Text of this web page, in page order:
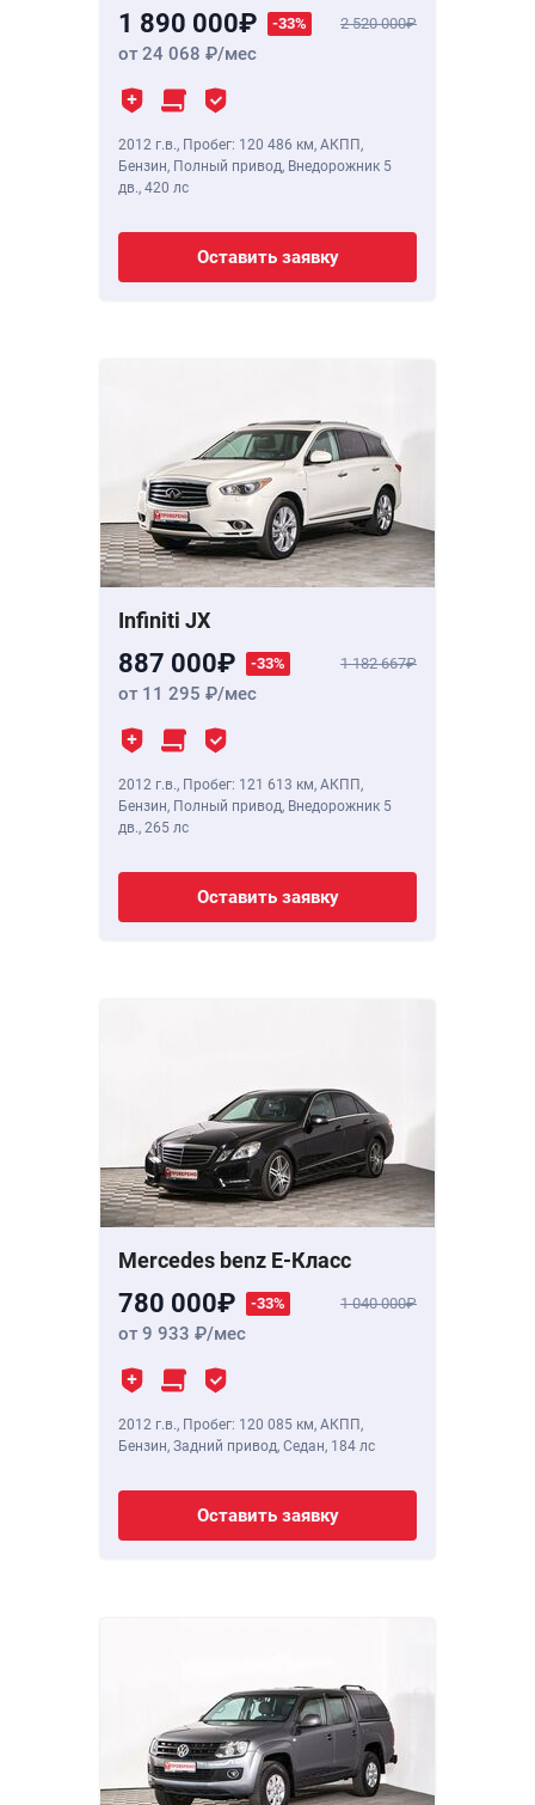
1 890 000 -33% 2 520 000
от 24 068 /мес
2012 г.в., Пробег: 120 486 км, АКПП,
Бензин, Полный привод, Внедорожник 5
дв., 420 лс
Оставить заявку
Infiniti JX
887 000 -33% 1 182 667
от 11 295 /мес
2012 г.в., Пробег: 121 613 км, АКПП,
Бензин, Полный привод, Внедорожник 5
дв., 265 лс
Оставить заявку
Mercedes benz E-Класс
780 000 -33% 1 040 000
от 9 933 /мес
2012 г.в., Пробег: 120 085 км, АКПП,
Бензин, Задний привод, Седан, 184 лс
Оставить заявку